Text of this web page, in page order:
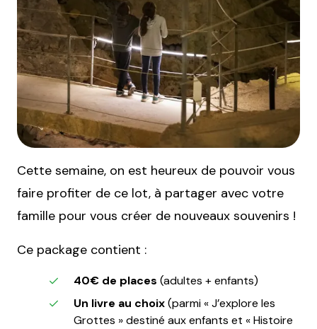
Cette semaine, on est heureux de pouvoir vous
faire profiter de ce lot, à partager avec votre
famille pour vous créer de nouveaux souvenirs !
Ce package contient :
40€ de places (adultes + enfants)
Un livre au choix(parmi « J’explore les
Grottes » destiné aux enfants et « Histoire